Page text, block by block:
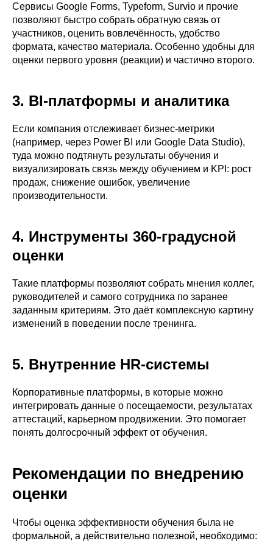
Сервисы Google Forms, Typeform, Survio и прочие
позволяют быстро собрать обратную связь от
участников, оценить вовлечённость, удобство
формата, качество материала. Особенно удобны для
оценки первого уровня (реакции) и частично второго.
3. BI-платформы и аналитика
Если компания отслеживает бизнес-метрики
(например, через Power BI или Google Data Studio),
туда можно подтянуть результаты обучения и
визуализировать связь между обучением и KPI: рост
продаж, снижение ошибок, увеличение
производительности.
4. Инструменты 360-градусной
оценки
Такие платформы позволяют собрать мнения коллег,
руководителей и самого сотрудника по заранее
заданным критериям. Это даёт комплексную картину
изменений в поведении после тренинга.
5. Внутренние HR-системы
Корпоративные платформы, в которые можно
интегрировать данные о посещаемости, результатах
аттестаций, карьерном продвижении. Это помогает
понять долгосрочный эффект от обучения.
Рекомендации по внедрению
оценки
Чтобы оценка эффективности обучения была не
формальной, а действительно полезной, необходимо: